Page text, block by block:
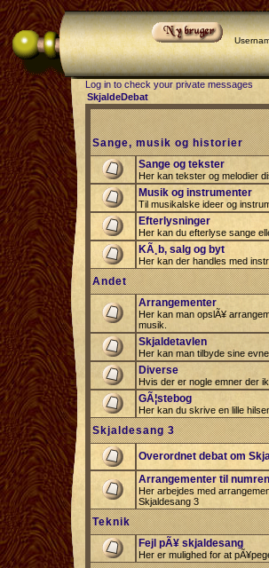
Log in to check your private messages
SkjaldeDebat
Sange, musik og historier
Sange og tekster
Her kan tekster og melodier
Musik og instrumenter
Til musikalske ideer og
Efterlysninger
Her kan du efterlyse sange
KÃ¸b, salg og byt
Her kan der handles med
Andet
Arrangementer
Her kan man opslÃ¥
musik.
Skjaldetavlen
Her kan man tilbyde sine
Diverse
Hvis der er nogle emner der
GÃ¦stebog
Her kan du skrive en lille
Skjaldesang 3
Overordnet debat om
Arrangementer til
Her arbejdes med
Skjaldesang 3
Teknik
Fejl pÃ¥ skjaldesang
Her er mulighed for at